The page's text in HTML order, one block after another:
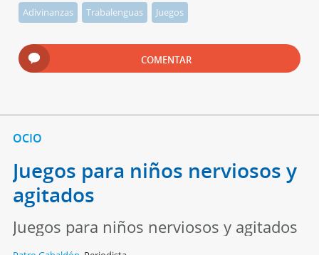
Adivinanzas Trabalenguas Juegos
COMENTAR
OCIO
Juegos para niños nerviosos y
agitados
Juegos para niños nerviosos y agitados